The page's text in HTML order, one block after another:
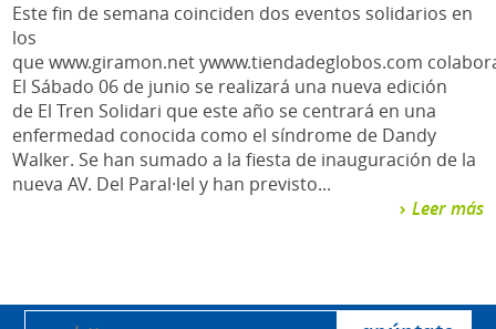
Este fin de semana coinciden dos eventos solidarios en
los
que www.giramon.net ywww.tiendadeglobos.com
El Sábado 06 de junio se realizará una nueva edición
de El Tren Solidari que este año se centrará en una
enfermedad conocida como el síndrome de Dandy
Walker. Se han sumado a la fiesta de inauguración de la
nueva AV. Del Paral·lel y han previsto...
Leer más